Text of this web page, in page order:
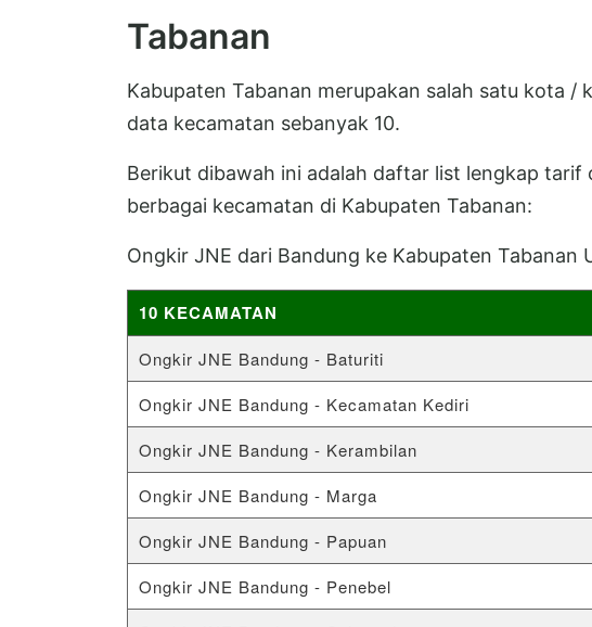
Tabanan
Kabupaten Tabanan merupakan salah satu kota /
data kecamatan sebanyak 10.
Berikut dibawah ini adalah daftar list lengkap tarif
berbagai kecamatan di Kabupaten Tabanan:
Ongkir JNE dari Bandung ke Kabupaten Tabanan
10 KECAMATAN
Ongkir JNE Bandung - Baturiti
Ongkir JNE Bandung - Kecamatan Kediri
Ongkir JNE Bandung - Kerambilan
Ongkir JNE Bandung - Marga
Ongkir JNE Bandung - Papuan
Ongkir JNE Bandung - Penebel